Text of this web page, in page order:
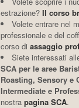
estrazione? Il corso
Volete entrare nel
professionale e del
corso di assaggio
Siete interessati
SCA per le aree
Roasting, Sensory e
Intermediate e
nostra pagina SCA.